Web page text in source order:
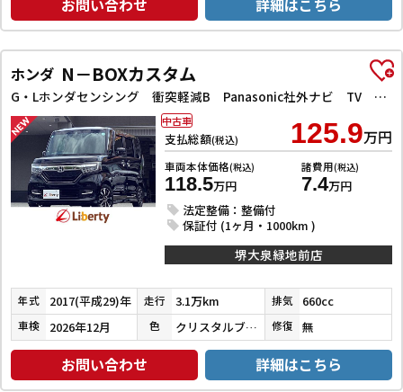
お問い合わせ 詳細はこちら
ホンダ N－BOXカスタム
G・Lホンダセンシング 衝突軽減B Panasonic社外ナビ TV Bカメラ ビルドインETC アダプティブクルーズコントロール 左パワースライドドア LEDヘッドライト フォグライト スマートキー プッシュスタート
支払総額(税込) 125.9万円
車両本体価格(税込)
118.5万円
諸費用(税込)
7.4万円
法定整備：整備付
保証付 (1ヶ月・1000km )
中古車
堺大泉緑地前店
年式 2017(平成29)年 走行 3.1万km 排気 660cc
車検 2026年12月 色 クリスタルブラックパール 修復 無
お問い合わせ 詳細はこちら